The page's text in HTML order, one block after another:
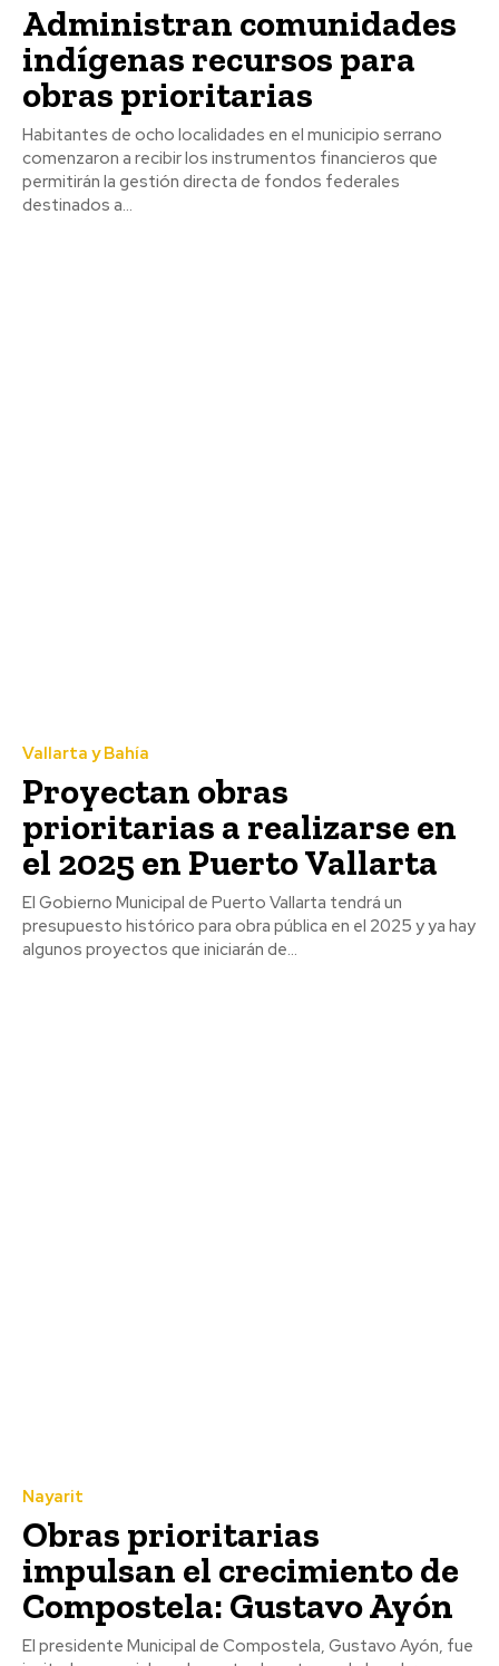
Administran comunidades
indígenas recursos para
obras prioritarias
Habitantes de ocho localidades en el municipio serrano
comenzaron a recibir los instrumentos financieros que
permitirán la gestión directa de fondos federales
destinados a...
Vallarta y Bahía
Proyectan obras
prioritarias a realizarse en
el 2025 en Puerto Vallarta
El Gobierno Municipal de Puerto Vallarta tendrá un
presupuesto histórico para obra pública en el 2025 y ya hay
algunos proyectos que iniciarán de...
Nayarit
Obras prioritarias
impulsan el crecimiento de
Compostela: Gustavo Ayón
El presidente Municipal de Compostela, Gustavo Ayón, fue